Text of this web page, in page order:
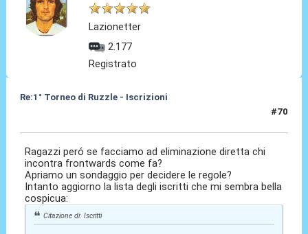
Lazionetter
2.177
Registrato
Re:1° Torneo di Ruzzle - Iscrizioni
#70
Ragazzi peró se facciamo ad eliminazione diretta chi
incontra frontwards come fa?
Apriamo un sondaggio per decidere le regole?
Intanto aggiorno la lista degli iscritti che mi sembra bella
cospicua:
Citazione di: Iscritti